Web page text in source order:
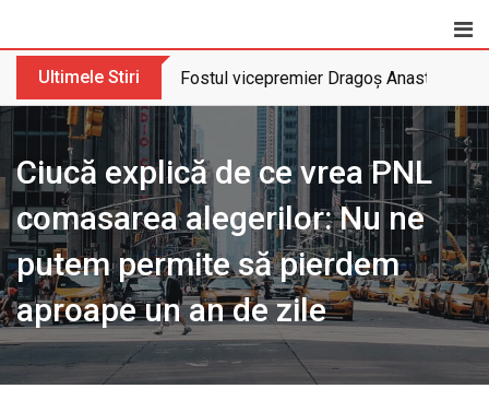
Ultimele Stiri Fostul vicepremier Dragoș Anastasiu
Ciucă explică de ce vrea PNL
comasarea alegerilor: Nu ne
putem permite să pierdem
aproape un an de zile